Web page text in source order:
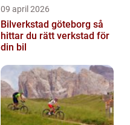
09 april 2026
Bilverkstad göteborg så
hittar du rätt verkstad för
din bil